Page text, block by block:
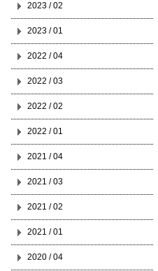
2023 / 02
2023 / 01
2022 / 04
2022 / 03
2022 / 02
2022 / 01
2021 / 04
2021 / 03
2021 / 02
2021 / 01
2020 / 04